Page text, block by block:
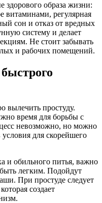
образа жизни:
витаминами, регулярная
сон и отказ от вредных
систему и делает
Не стоит забывать
и рабочих помещений.
вылечить простуду.
время для борьбы с
невозможно, но можно
для скорейшего
и обильного питья, важно
легким. Подойдут
При простуде следует
создает